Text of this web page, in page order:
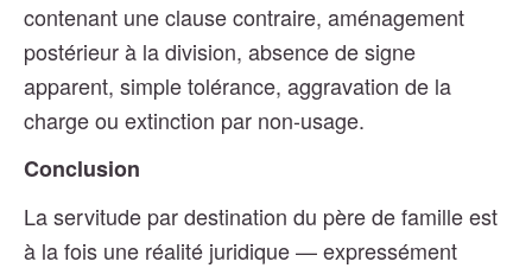
contenant une clause contraire, aménagement
postérieur à la division, absence de signe
apparent, simple tolérance, aggravation de la
charge ou extinction par non-usage.
Conclusion
La servitude par destination du père de famille est
à la fois une réalité juridique — expressément